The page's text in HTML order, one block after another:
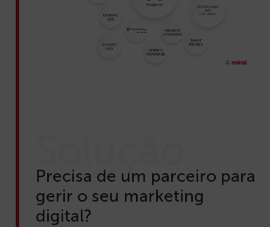
Precisa de um parceiro para
gerir o seu marketing
digital?